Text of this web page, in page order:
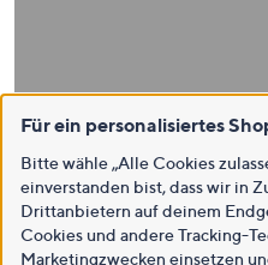
Für ein personalisiertes
Bitte wähle „Alle Cookies
einverstanden bist, dass wir in
Drittanbietern auf deinem
Cookies und andere Tracking-
Marketingzwecken einsetzen